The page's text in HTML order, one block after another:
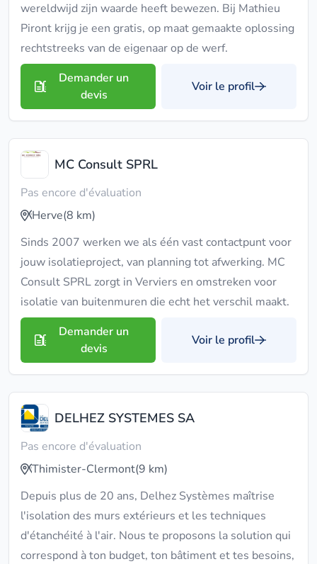
wereldwijd zijn waarde heeft bewezen. Bij Mathieu
Piront krijg je een gratis, op maat gemaakte oplossing
rechtstreeks van de eigenaar op de werf.
Demander un
devis
Voir le profil
MC Consult SPRL
Pas encore d'évaluation
Herve(8 km)
Sinds 2007 werken we als één vast contactpunt voor
jouw isolatieproject, van planning tot afwerking. MC
Consult SPRL zorgt in Verviers en omstreken voor
isolatie van buitenmuren die echt het verschil maakt.
Demander un
devis
Voir le profil
DELHEZ SYSTEMES SA
Pas encore d'évaluation
Thimister-Clermont(9 km)
Depuis plus de 20 ans, Delhez Systèmes maîtrise
l'isolation des murs extérieurs et les techniques
d'étanchéité à l'air. Nous te proposons la solution qui
correspond à ton budget, ton bâtiment et tes besoins,